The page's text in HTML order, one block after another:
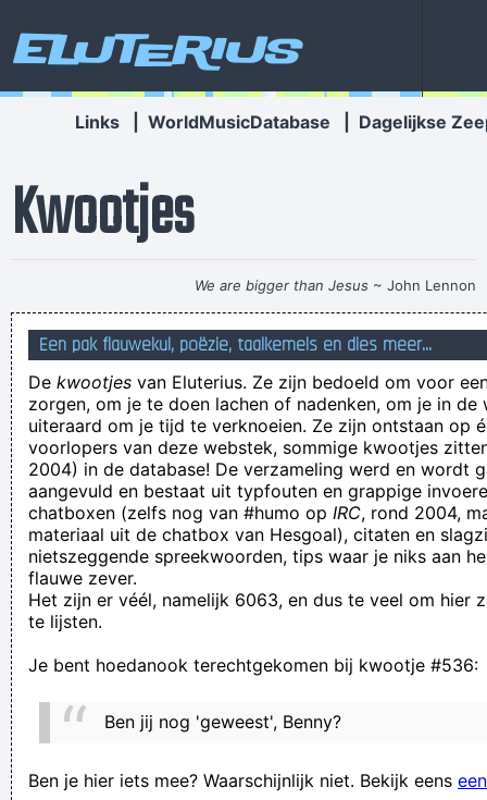
Eluterius
Links WorldMusicDatabase Dagelijkse
Kwootjes
We are bigger than Jesus ~ John Lennon
vraag het aan 10.000 vrouwen
De avond in Genk begon al rumoerig na hevige rellen tussen
de fans van KRC Gent en het Italiaanse Fiorentina.
De uitkomst van je leven hangt af van de beslissingen die je
vandaag neemt. Het is niet leven dat ertoe doet, maar goed
leven.
is Michael en Janet Jackson dezelfde ?
The only problem is that this is actually a hair mask and not
...en daarmee is de kaars àf!
doen alsof ik niet kon dansen whahahahaha
In de boekhouding, of beter gezegd, in de jaarplanning van
een klant diarree moést krijgen door een bedorven hot-dog
Een pak flauwekul, poëzie, taalkemels en dies meer...
De kwootjes van Eluterius. Ze zijn bedoeld om voor
zorgen, om je te doen lachen of nadenken, om je in de
uiteraard om je tijd te verknoeien. Ze zijn ontstaan op
voorlopers van deze webstek, sommige kwootjes
2004) in de database! De verzameling werd en wordt
aangevuld en bestaat uit typfouten en grappige
chatboxen (zelfs nog van #humo op IRC, rond 2004,
materiaal uit de chatbox van Hesgoal), citaten en
nietszeggende spreekwoorden, tips waar je niks aan
flauwe zever.
Het zijn er véél, namelijk 6063, en dus te veel om hier
te lijsten.
Je bent hoedanook terechtgekomen bij kwootje #536:
Ben jij nog 'geweest', Benny?
Ben je hier iets mee? Waarschijnlijk niet. Bekijk eens